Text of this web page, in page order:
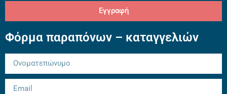
Εγγραφή
Φόρμα παραπόνων – καταγγελιών